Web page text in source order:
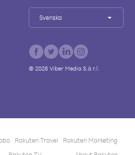
Svenska
© 2026Viber Media S.à r.l.
Rakuten Travel
Rakuten Marketing